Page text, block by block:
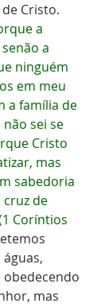
Cristo.
a
a
ninguém
em meu
a família de
não sei se
Cristo
mas
sabedoria
cruz de
Coríntios
mas